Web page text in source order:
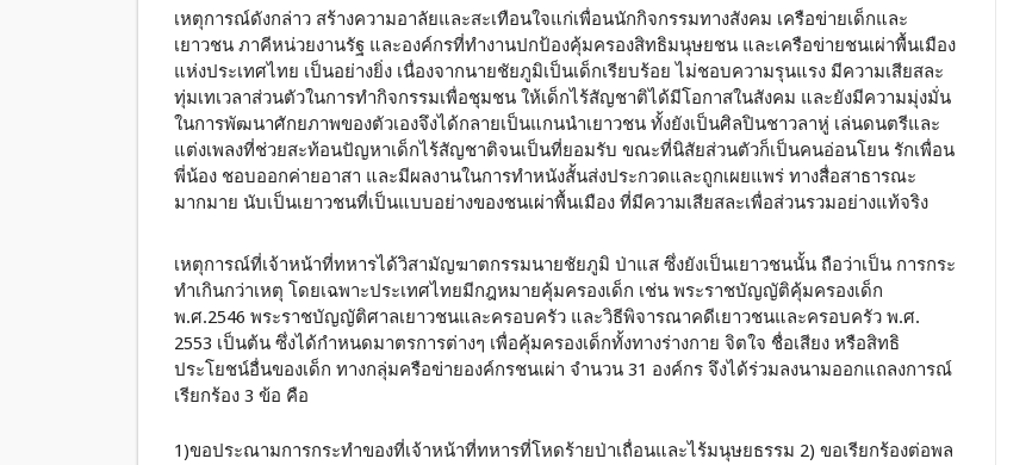
เหตุการณ์ดังกล่าว สร้างความอาลัยและสะเทือนใจแก่เพื่อนนักกิจกรรมทางสังคม เครือข่ายเด็กและ
เยาวชน ภาคีหน่วยงานรัฐ และองค์กรที่ทำงานปกป้องคุ้มครองสิทธิมนุษยชน และเครือข่ายชนเผ่าพื้นเมือง
แห่งประเทศไทย เป็นอย่างยิ่ง เนื่องจากนายชัยภูมิเป็นเด็กเรียบร้อย ไม่ชอบความรุนแรง มีความเสียสละ
ทุ่มเทเวลาส่วนตัวในการทำกิจกรรมเพื่อชุมชน ให้เด็กไร้สัญชาติได้มีโอกาสในสังคม และยังมีความมุ่งมั่น
ในการพัฒนาศักยภาพของตัวเองจึงได้กลายเป็นแกนนำเยาวชน ทั้งยังเป็นศิลปินชาวลาหู่ เล่นดนตรีและ
แต่งเพลงที่ช่วยสะท้อนปัญหาเด็กไร้สัญชาติจนเป็นที่ยอมรับ ขณะที่นิสัยส่วนตัวก็เป็นคนอ่อนโยน รักเพื่อน
พี่น้อง ชอบออกค่ายอาสา และมีผลงานในการทำหนังสั้นส่งประกวดและถูกเผยแพร่ ทางสื่อสาธารณะ
มากมาย นับเป็นเยาวชนที่เป็นแบบอย่างของชนเผ่าพื้นเมือง ที่มีความเสียสละเพื่อส่วนรวมอย่างแท้จริง
เหตุการณ์ที่เจ้าหน้าที่ทหารได้วิสามัญฆาตกรรมนายชัยภูมิ ป่าแส ซึ่งยังเป็นเยาวชนนั้น ถือว่าเป็น การกระ
ทำเกินกว่าเหตุ โดยเฉพาะประเทศไทยมีกฎหมายคุ้มครองเด็ก เช่น พระราชบัญญัติคุ้มครองเด็ก
พ.ศ.2546 พระราชบัญญัติศาลเยาวชนและครอบครัว และวิธีพิจารณาคดีเยาวชนและครอบครัว พ.ศ.
2553 เป็นต้น ซึ่งได้กำหนดมาตรการต่างๆ เพื่อคุ้มครองเด็กทั้งทางร่างกาย จิตใจ ชื่อเสียง หรือสิทธิ
ประโยชน์อื่นของเด็ก ทางกลุ่มครือข่ายองค์กรชนเผ่า จำนวน 31 องค์กร จึงได้ร่วมลงนามออกแถลงการณ์
เรียกร้อง 3 ข้อ คือ
1)ขอประณามการกระทำของที่เจ้าหน้าที่ทหารที่โหดร้ายป่าเถื่อนและไร้มนุษยธรรม 2) ขอเรียกร้องต่อพล